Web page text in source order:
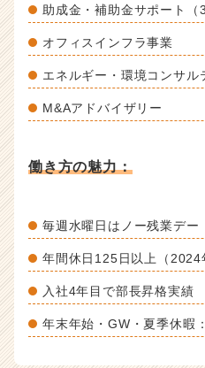
助成金・補助金サポート（
オフィスインフラ事業
エネルギー・環境コンサル
M&Aアドバイザリー
働き方の魅力：
毎週水曜日はノー残業デー
年間休日125日以上（2024
入社4年目で部長昇格実績
年末年始・GW・夏季休暇